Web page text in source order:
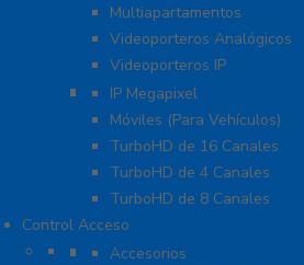
Multiapartamentos
Videoporteros Analógicos
Videoporteros IP
Kits- Sistemas Completos
IP Megapixel
Móviles (Para Vehículos)
TurboHD de 16 Canales
TurboHD de 4 Canales
TurboHD de 8 Canales
Control Acceso
Acceso Vehicular
Accesorios